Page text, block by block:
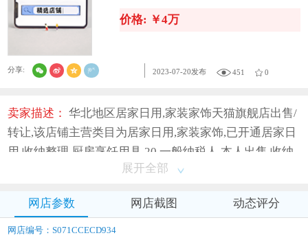
价格: ￥4万
分享: 2023-07-20发布 451 0
卖家描述： 华北地区居家日用,家装家饰天猫旗舰店出售/
转让,该店铺主营类目为居家日用,家装家饰,已开通居家日
用,收纳整理,厨房烹饪用具,20,一般纳税人,本人出售,收纳
节庆厨房餐饮特色床品布艺类目,旗舰店
展开全部
网店参数 网店截图 动态评分
网店编号：S071CCECD934